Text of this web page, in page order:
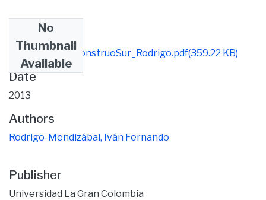
No
Thumbnail
Available
MarginaliaIII_MonstruoSur_Rodrigo.pdf(359.22 KB)
Date
2013
Authors
Rodrigo-Mendizábal, Iván Fernando
Publisher
Universidad La Gran Colombia